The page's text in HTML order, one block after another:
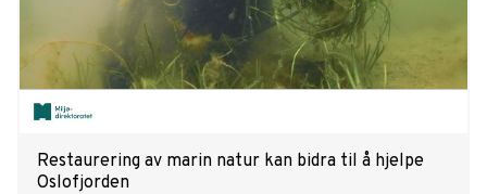
Restaurering av marin natur kan bidra til å hjelpe
Oslofjorden